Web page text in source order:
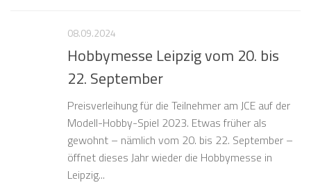
08.09.2024
Hobbymesse Leipzig vom 20. bis
22. September
Preisverleihung für die Teilnehmer am JCE auf der
Modell-Hobby-Spiel 2023. Etwas früher als
gewohnt – nämlich vom 20. bis 22. September –
öffnet dieses Jahr wieder die Hobbymesse in
Leipzig...